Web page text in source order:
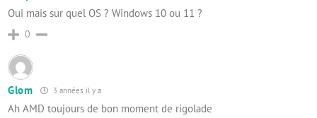
Oui mais sur quel OS ? Windows 10 ou 11 ?
0
Glom 3 années il y a
Ah AMD toujours de bon moment de rigolade